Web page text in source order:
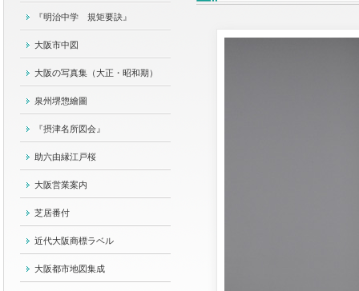
『明治中学 規矩要訣』
大阪市中図
大阪の写真集（大正・昭和期）
泉州堺惣繪圖
『摂津名所図会』
助六由縁江戸桜
大阪営業案内
芝居番付
近代大阪商標ラベル
大阪都市地図集成